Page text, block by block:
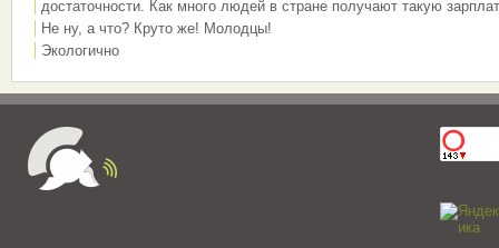
достаточности. Как много людей в стране получают такую
Не ну, а что? Круто же! Молодцы!
Экологично